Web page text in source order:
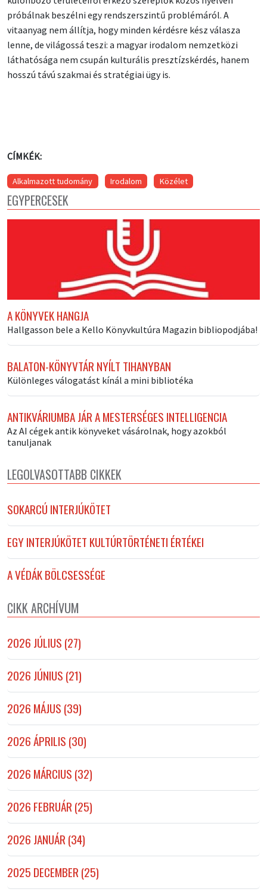
próbálnak beszélni egy rendszerszintű problémáról. A
vitaanyag nem állítja, hogy minden kérdésre kész válasza
lenne, de világossá teszi: a magyar irodalom nemzetközi
láthatósága nem csupán kulturális presztízskérdés, hanem
hosszú távú szakmai és stratégiai ügy is.
CÍMKÉK:
Alkalmazott tudomány Irodalom Közélet
EGYPERCESEK
A KÖNYVEK HANGJA
Hallgasson bele a Kello Könyvkultúra Magazin bibliopodjába!
BALATON-KÖNYVTÁR NYÍLT TIHANYBAN
Különleges válogatást kínál a mini bibliotéka
ANTIKVÁRIUMBA JÁR A MESTERSÉGES INTELLIGENCIA
Az AI cégek antik könyveket vásárolnak, hogy azokból
tanuljanak
LEGOLVASOTTABB CIKKEK
SOKARCÚ INTERJÚKÖTET
EGY INTERJÚKÖTET KULTÚRTÖRTÉNETI ÉRTÉKEI
A VÉDÁK BÖLCSESSÉGE
CIKK ARCHÍVUM
2026 JÚLIUS (27)
2026 JÚNIUS (21)
2026 MÁJUS (39)
2026 ÁPRILIS (30)
2026 MÁRCIUS (32)
2026 FEBRUÁR (25)
2026 JANUÁR (34)
2025 DECEMBER (25)